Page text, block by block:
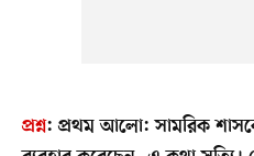
প্রশ্ন: প্রথম আলো: সামরিক